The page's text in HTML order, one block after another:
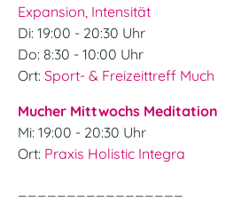
Expansion, Intensität
Di: 19:00 - 20:30 Uhr
Do: 8:30 - 10:00 Uhr
Ort: Sport- & Freizeittreff Much
Mucher Mittwochs Meditation
Mi: 19:00 - 20:30 Uhr
Ort: Praxis Holistic Integra